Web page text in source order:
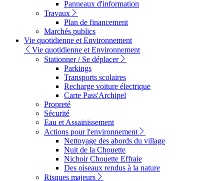
Panneaux d'information
Travaux
Plan de financement
Marchés publics
Vie quotidienne et Environnement
Vie quotidienne et Environnement
Stationner / Se déplacer
Parkings
Transports scolaires
Recharge voiture électrique
Carte Pass'Archipel
Propreté
Sécurité
Eau et Assainissement
Actions pour l'environnement
Nettoyage des abords du village
Nuit de la Chouette
Nichoir Chouette Effraie
Des oiseaux rendus à la nature
Risques majeurs